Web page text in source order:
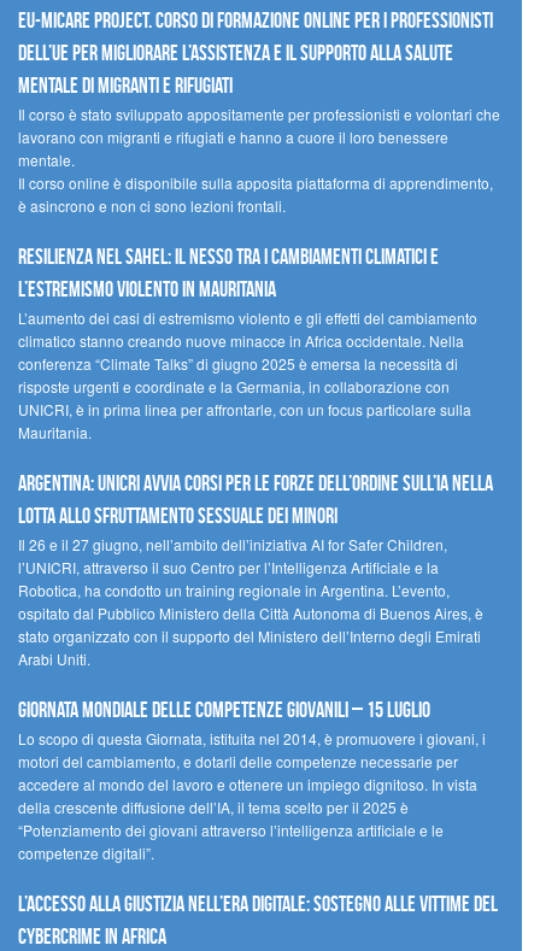
EU-MiCare Project. Corso di formazione online per i professionisti
dell’UE per migliorare l’assistenza e il supporto alla salute
mentale di migranti e rifugiati
Il corso è stato sviluppato appositamente per professionisti e volontari che
lavorano con migranti e rifugiati e hanno a cuore il loro benessere
mentale.
Il corso online è disponibile sulla apposita piattaforma di apprendimento,
è asincrono e non ci sono lezioni frontali.
Resilienza nel Sahel: il nesso tra i cambiamenti climatici e
l’estremismo violento in Mauritania
L’aumento dei casi di estremismo violento e gli effetti del cambiamento
climatico stanno creando nuove minacce in Africa occidentale. Nella
conferenza “Climate Talks” di giugno 2025 è emersa la necessità di
risposte urgenti e coordinate e la Germania, in collaborazione con
UNICRI, è in prima linea per affrontarle, con un focus particolare sulla
Mauritania.
Argentina: UNICRI avvia corsi per le forze dell’ordine sull’IA nella
lotta allo sfruttamento sessuale dei minori
Il 26 e il 27 giugno, nell’ambito dell’iniziativa AI for Safer Children,
l’UNICRI, attraverso il suo Centro per l’Intelligenza Artificiale e la
Robotica, ha condotto un training regionale in Argentina. L’evento,
ospitato dal Pubblico Ministero della Città Autonoma di Buenos Aires, è
stato organizzato con il supporto del Ministero dell’Interno degli Emirati
Arabi Uniti.
Giornata Mondiale delle Competenze Giovanili – 15 luglio
Lo scopo di questa Giornata, istituita nel 2014, è promuovere i giovani, i
motori del cambiamento, e dotarli delle competenze necessarie per
accedere al mondo del lavoro e ottenere un impiego dignitoso. In vista
della crescente diffusione dell’IA, il tema scelto per il 2025 è
“Potenziamento dei giovani attraverso l’intelligenza artificiale e le
competenze digitali”.
L’accesso alla giustizia nell’era digitale: sostegno alle vittime del
cybercrime in Africa